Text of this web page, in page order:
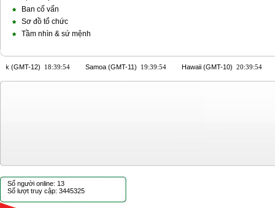
Ban cố vấn
Sơ đồ tổ chức
Tầm nhìn & sứ mệnh
Số người online: 13
Số lượt truy cập: 3445325